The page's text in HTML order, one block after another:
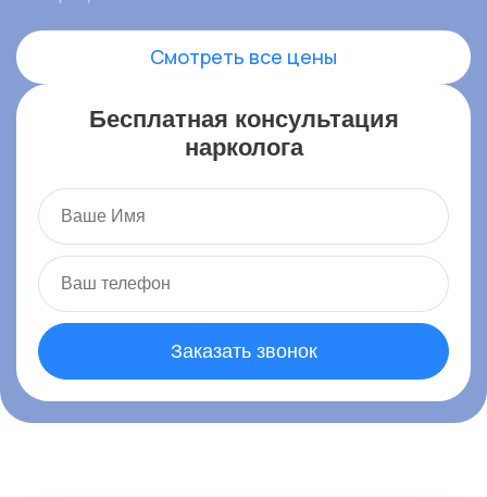
Смотреть все цены
Бесплатная консультация
нарколога
Заказать звонок